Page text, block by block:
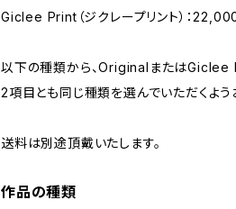
Giclee Print（ジクレープリント）：
以下の種類から、OriginalまたはGiclee
2項目とも同じ種類を選んでいただくよう
送料は別途頂戴いたします。
作品の種類